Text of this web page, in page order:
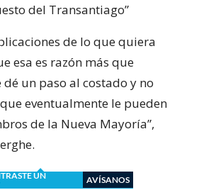
del Transantiago”
de lo que quiera
esa es razón más que
un paso al costado y no
eventualmente le pueden
de la Nueva Mayoría”,
UN
AVÍSANOS